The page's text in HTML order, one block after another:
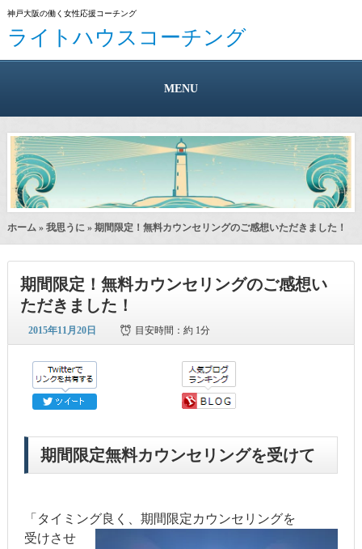
神戸大阪の働く女性応援コーチング
ライトハウスコーチング
MENU
ホーム » 我思うに » 期間限定！無料カウンセリングのご感想いただきました！
期間限定！無料カウンセリングのご感想い
ただきました！
2015年11月20日 目安時間：約 1分
期間限定無料カウンセリングを受けて
「タイミング良く、期間限定カウンセリングを
受けさせ